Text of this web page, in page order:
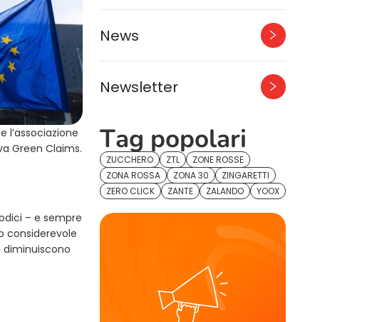
l’associazione
Green Claims.
– e sempre
considerevole
diminuiscono
News
Newsletter
Tag popolari
ZUCCHERO ZTL
ZONE ROSSE
ZONA ROSSA
ZONA 30
ZINGARETTI
ZERO CLICK
ZANTE ZALANDO YOOX